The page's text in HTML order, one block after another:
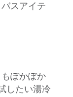
スアイテ
もぽかぽか
したい湯冷